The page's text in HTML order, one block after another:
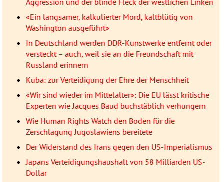
Aggression und der blinde Fleck der westlichen Linken
«Ein langsamer, kalkulierter Mord, kaltblütig von
Washington ausgeführt»
In Deutschland werden DDR-Kunstwerke entfernt oder
versteckt – auch, weil sie an die Freundschaft mit
Russland erinnern
Kuba: zur Verteidigung der Ehre der Menschheit
«Wir sind wieder im Mittelalter»: Die EU lässt kritische
Experten wie Jacques Baud buchstäblich verhungern
Wie Human Rights Watch den Boden für die
Zerschlagung Jugoslawiens bereitete
Der Widerstand des Irans gegen den US-Imperialismus
Japans Verteidigungshaushalt von 58 Milliarden US-
Dollar